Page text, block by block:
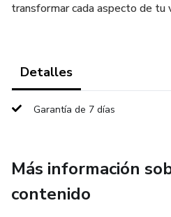
transformar cada aspecto de tu
Detalles
Garantía de 7 días
Más información
contenido